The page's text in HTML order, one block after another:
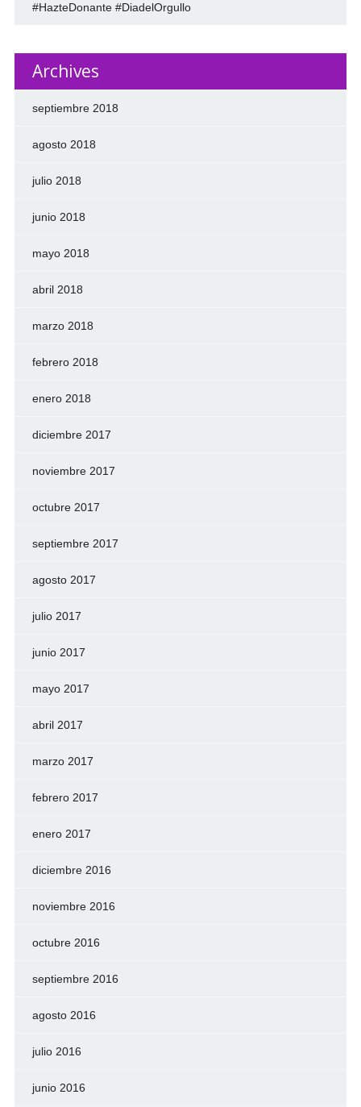
#HazteDonante #DiadelOrgullo
Archives
septiembre 2018
agosto 2018
julio 2018
junio 2018
mayo 2018
abril 2018
marzo 2018
febrero 2018
enero 2018
diciembre 2017
noviembre 2017
octubre 2017
septiembre 2017
agosto 2017
julio 2017
junio 2017
mayo 2017
abril 2017
marzo 2017
febrero 2017
enero 2017
diciembre 2016
noviembre 2016
octubre 2016
septiembre 2016
agosto 2016
julio 2016
junio 2016